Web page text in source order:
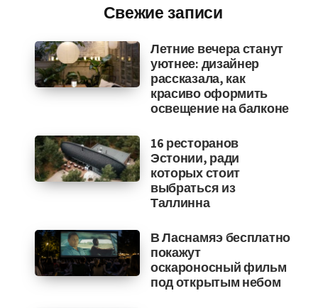
Свежие записи
Летние вечера станут
уютнее: дизайнер
рассказала, как
красиво оформить
освещение на балконе
16 ресторанов
Эстонии, ради
которых стоит
выбраться из
Таллинна
В Ласнамяэ бесплатно
покажут
оскароносный фильм
под открытым небом